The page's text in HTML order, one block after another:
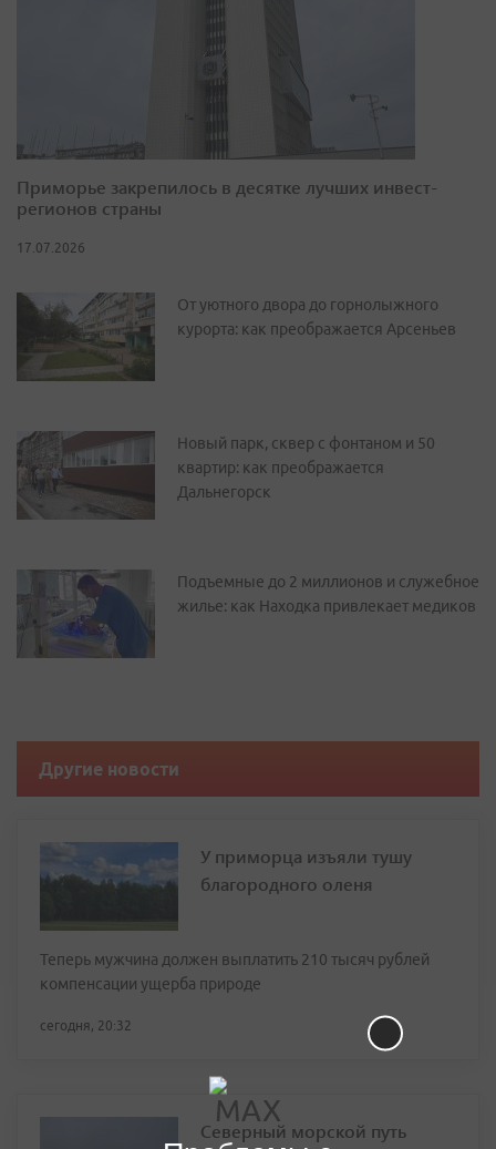
Приморье закрепилось в десятке лучших инвест-
регионов страны
17.07.2026
От уютного двора до горнолыжного
курорта: как преображается Арсеньев
Новый парк, сквер с фонтаном и 50
квартир: как преображается
Дальнегорск
Подъемные до 2 миллионов и служебное
жилье: как Находка привлекает медиков
Другие новости
У приморца изъяли тушу
благородного оленя
Теперь мужчина должен выплатить 210 тысяч рублей
компенсации ущерба природе
сегодня, 20:32
Северный морской путь